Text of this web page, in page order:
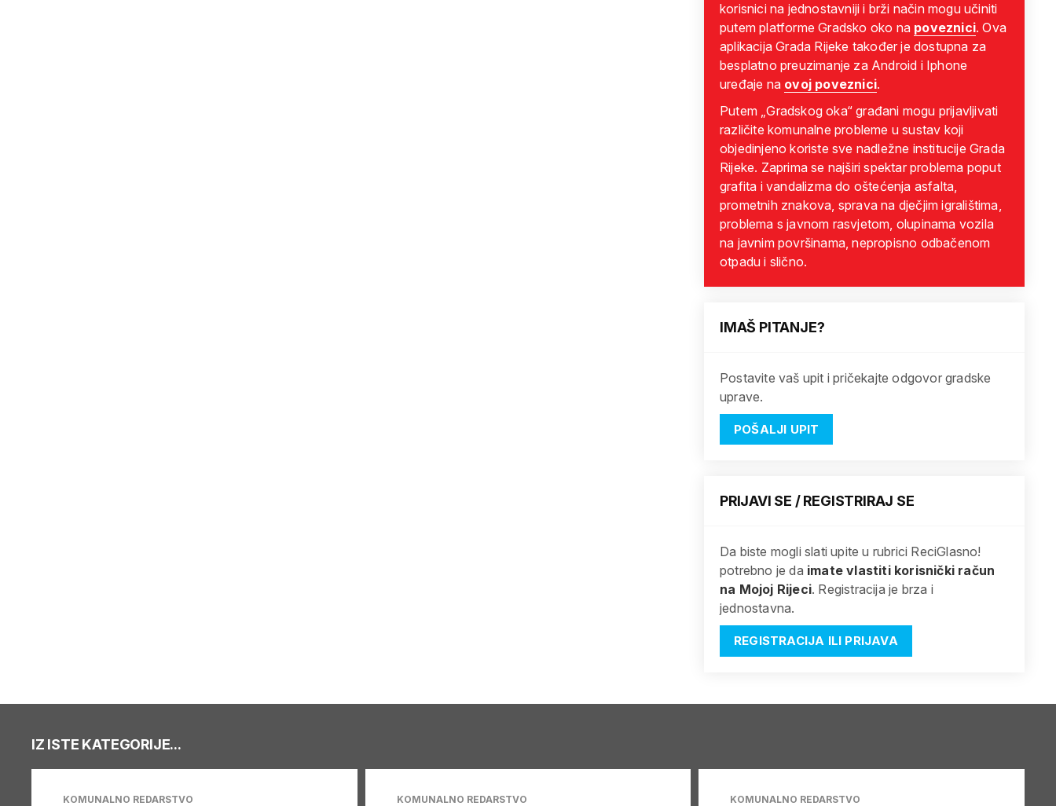
korisnici na jednostavniji i brži način mogu učiniti
putem platforme Gradsko oko na poveznici. Ova
aplikacija Grada Rijeke također je dostupna za
besplatno preuzimanje za Android i Iphone
uređaje na ovoj poveznici.
Putem „Gradskog oka“ građani mogu prijavljivati
različite komunalne probleme u sustav koji
objedinjeno koriste sve nadležne institucije Grada
Rijeke. Zaprima se najširi spektar problema poput
grafita i vandalizma do oštećenja asfalta,
prometnih znakova, sprava na dječjim igralištima,
problema s javnom rasvjetom, olupinama vozila
na javnim površinama, nepropisno odbačenom
otpadu i slično.
IMAŠ PITANJE?
Postavite vaš upit i pričekajte odgovor gradske
uprave.
POŠALJI UPIT
PRIJAVI SE / REGISTRIRAJ SE
Da biste mogli slati upite u rubrici ReciGlasno!
potrebno je da imate vlastiti korisnički račun
na Mojoj Rijeci. Registracija je brza i
jednostavna.
REGISTRACIJA ILI PRIJAVA
IZ ISTE KATEGORIJE...
KOMUNALNO REDARSTVO KOMUNALNO REDARSTVO KOMUNALNO REDARSTVO